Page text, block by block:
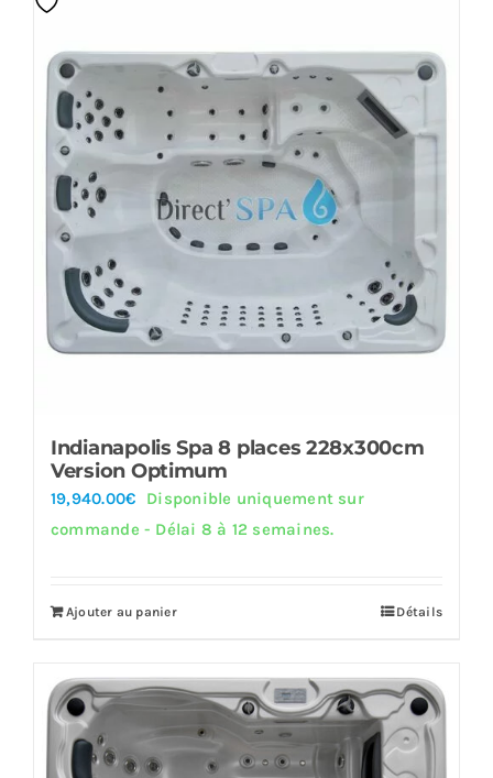
Indianapolis Spa 8 places 228x300cm
Version Optimum
19,940.00€
Disponible uniquement sur
commande - Délai 8 à 12 semaines.
Ajouter au panier Détails
Offre!